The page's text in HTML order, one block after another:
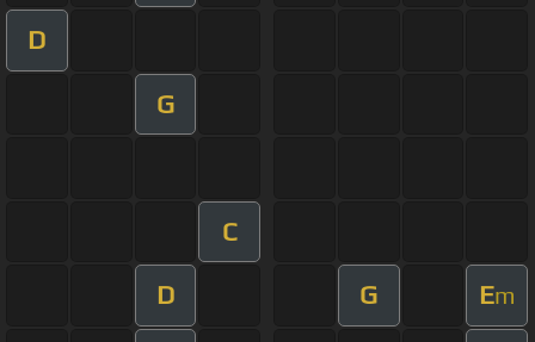
D
G
C
D G Em